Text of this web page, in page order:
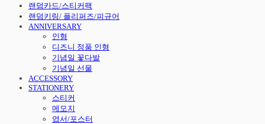
랜덤카드/스티커팩
랜덤키링/ 플리퍼즈/피규어
ANNIVERSARY
인형
디즈니 정품 인형
기념일 꽃다발
기념일 선물
ACCESSORY
STATIONERY
스티커
메모지
엽서/포스터